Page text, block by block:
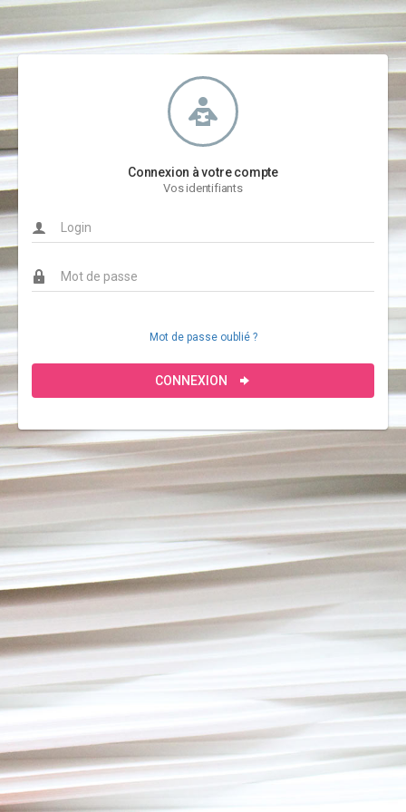
Connexion à votre compte
Vos identifiants
Mot de passe oublié ?
CONNEXION